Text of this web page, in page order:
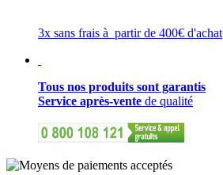
3x sans frais à partir de 400€ d'achat
Tous nos produits sont garantis
Service après-vente de qualité